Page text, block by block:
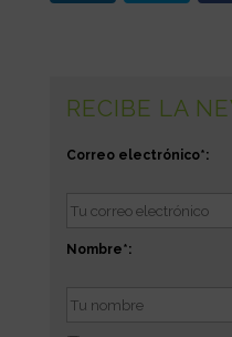
RECIBE LA
Correo electrónico*:
Nombre*: